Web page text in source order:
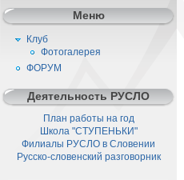
Меню
Клуб
Фотогалерея
ФОРУМ
Деятельность РУСЛО
План работы на год
Школа "СТУПЕНЬКИ"
Филиалы РУСЛО в Словении
Русско-словенский разговорник